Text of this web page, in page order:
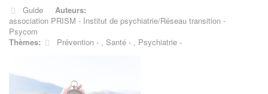
Guide
Auteurs:
association PRISM - Institut de psychiatrie/Réseau transition -
Psycom
Thèmes:
Prévention , Santé , Psychiatrie